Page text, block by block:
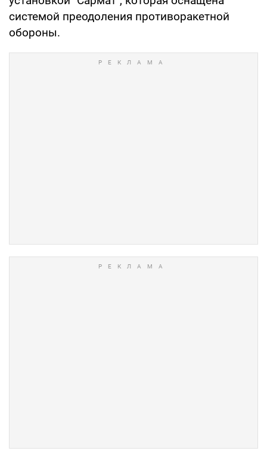
системой преодоления противоракетной
обороны.